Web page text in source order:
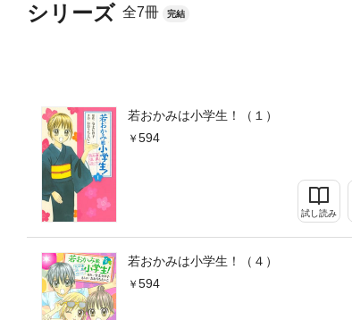
シリーズ 全7冊 完結
若おかみは小学生！（１）
594
試し読み
若おかみは小学生！（４）
594